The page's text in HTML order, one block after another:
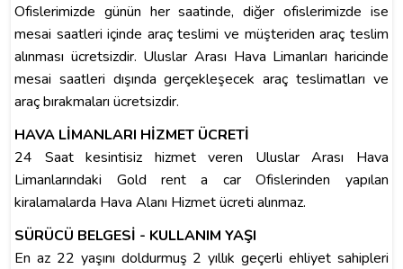
Ofislerimizde günün her saatinde, diğer ofislerimizde ise
mesai saatleri içinde araç teslimi ve müşteriden araç teslim
alınması ücretsizdir. Uluslar Arası Hava Limanları haricinde
mesai saatleri dışında gerçekleşecek araç teslimatları ve
araç bırakmaları ücretsizdir.
HAVA LİMANLARI HİZMET ÜCRETİ
24 Saat kesintisiz hizmet veren Uluslar Arası Hava
Limanlarındaki Gold rent a car Ofislerinden yapılan
kiralamalarda Hava Alanı Hizmet ücreti alınmaz.
SÜRÜCÜ BELGESİ - KULLANIM YAŞI
En az 22 yaşını doldurmuş 2 yıllık geçerli ehliyet sahipleri